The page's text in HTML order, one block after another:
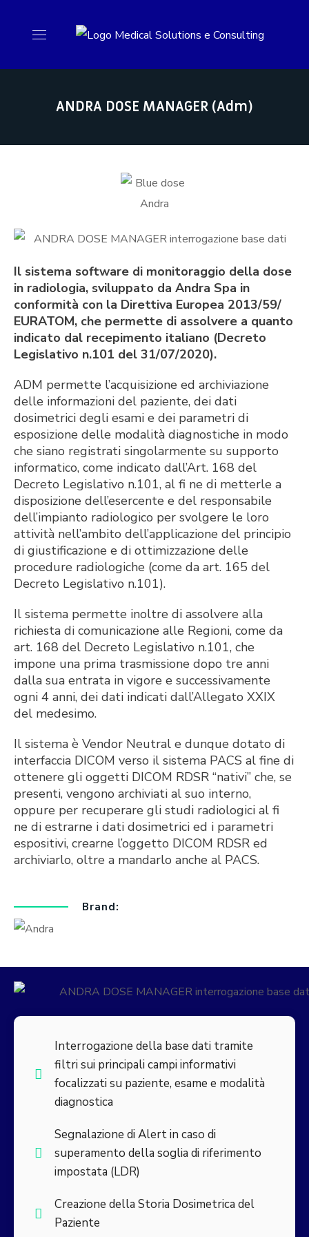
ANDRA DOSE MANAGER (Adm)
Il sistema software di monitoraggio della dose
in radiologia, sviluppato da Andra Spa in
conformità con la Direttiva Europea 2013/59/
EURATOM, che permette di assolvere a quanto
indicato dal recepimento italiano (Decreto
Legislativo n.101 del 31/07/2020).
ADM permette l’acquisizione ed archiviazione
delle informazioni del paziente, dei dati
dosimetrici degli esami e dei parametri di
esposizione delle modalità diagnostiche in modo
che siano registrati singolarmente su supporto
informatico, come indicato dall’Art. 168 del
Decreto Legislativo n.101, al fi ne di metterle a
disposizione dell’esercente e del responsabile
dell’impianto radiologico per svolgere le loro
attività nell’ambito dell’applicazione del principio
di giustificazione e di ottimizzazione delle
procedure radiologiche (come da art. 165 del
Decreto Legislativo n.101).
Il sistema permette inoltre di assolvere alla
richiesta di comunicazione alle Regioni, come da
art. 168 del Decreto Legislativo n.101, che
impone una prima trasmissione dopo tre anni
dalla sua entrata in vigore e successivamente
ogni 4 anni, dei dati indicati dall’Allegato XXIX
del medesimo.
Il sistema è Vendor Neutral e dunque dotato di
interfaccia DICOM verso il sistema PACS al fine di
ottenere gli oggetti DICOM RDSR “nativi” che, se
presenti, vengono archiviati al suo interno,
oppure per recuperare gli studi radiologici al fi
ne di estrarne i dati dosimetrici ed i parametri
espositivi, crearne l’oggetto DICOM RDSR ed
archiviarlo, oltre a mandarlo anche al PACS.
Brand:
Interrogazione della base dati tramite
filtri sui principali campi informativi
focalizzati su paziente, esame e modalità
diagnostica
Segnalazione di Alert in caso di
superamento della soglia di riferimento
impostata (LDR)
Creazione della Storia Dosimetrica del
Paziente